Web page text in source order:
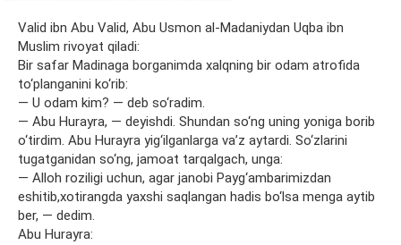
Valid ibn Abu Valid, Abu Usmon al-Madaniydan Uqba ibn
Muslim rivoyat qiladi:
Bir safar Madinaga borganimda xalqning bir odam atrofida
to‘planganini ko‘rib:
— U odam kim? — deb so‘radim.
— Abu Hurayra, — deyishdi. Shundan so‘ng uning yoniga borib
o‘tirdim. Abu Hurayra yig‘ilganlarga va’z aytardi. So‘zlarini
tugatganidan so‘ng, jamoat tarqalgach, unga:
— Alloh roziligi uchun, agar janobi Payg‘ambarimizdan
eshitib,xotirangda yaxshi saqlangan hadis bo‘lsa menga aytib
ber, — dedim.
Abu Hurayra: